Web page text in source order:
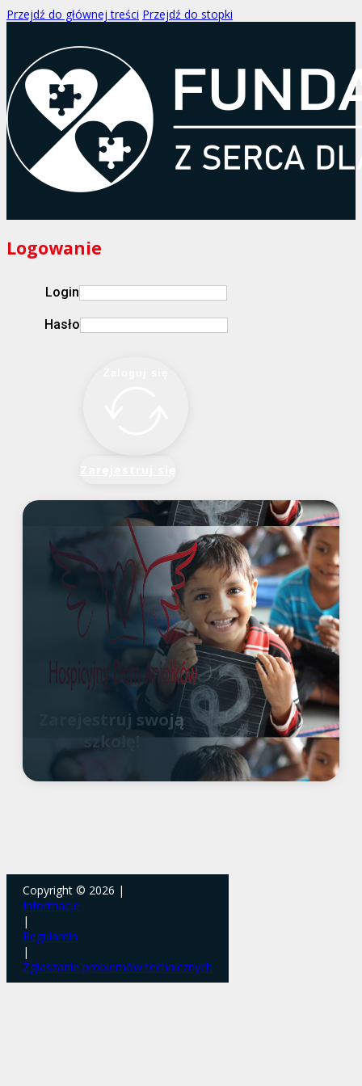
Przejdź do głównej treści Przejdź do stopki
Logowanie
Login
Hasło
Zarejestruj swoją
szkołę!
Copyright © 2026 |
Informacje
|
Regulamin
|
Zgłaszanie problemów technicznych